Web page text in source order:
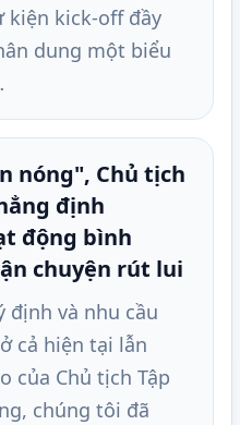
kick-off đầy
dung một biểu
nóng", Chủ tịch
định
động bình
chuyện rút lui
định và nhu cầu
cả hiện tại lẫn
của Chủ tịch Tập
chúng tôi đã